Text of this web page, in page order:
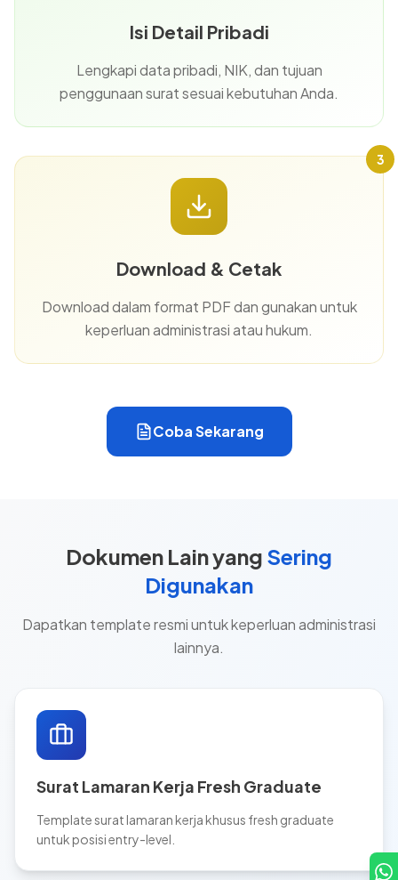
Isi Detail Pribadi
Lengkapi data pribadi, NIK, dan tujuan
penggunaan surat sesuai kebutuhan Anda.
3
Download & Cetak
Download dalam format PDF dan gunakan untuk
keperluan administrasi atau hukum.
Coba Sekarang
Dokumen Lain yang Sering
Digunakan
Dapatkan template resmi untuk keperluan administrasi
lainnya.
Surat Lamaran Kerja Fresh Graduate
Template surat lamaran kerja khusus fresh graduate
untuk posisi entry-level.